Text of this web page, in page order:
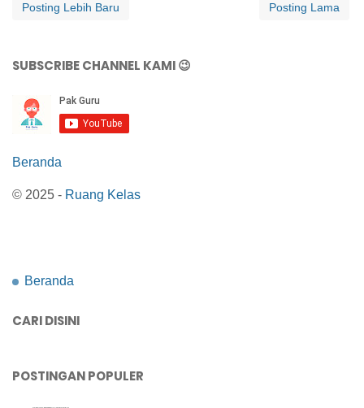
Posting Lebih Baru Posting Lama
SUBSCRIBE CHANNEL KAMI 😉
Beranda
© 2025 - Ruang Kelas
Beranda
CARI DISINI
POSTINGAN POPULER